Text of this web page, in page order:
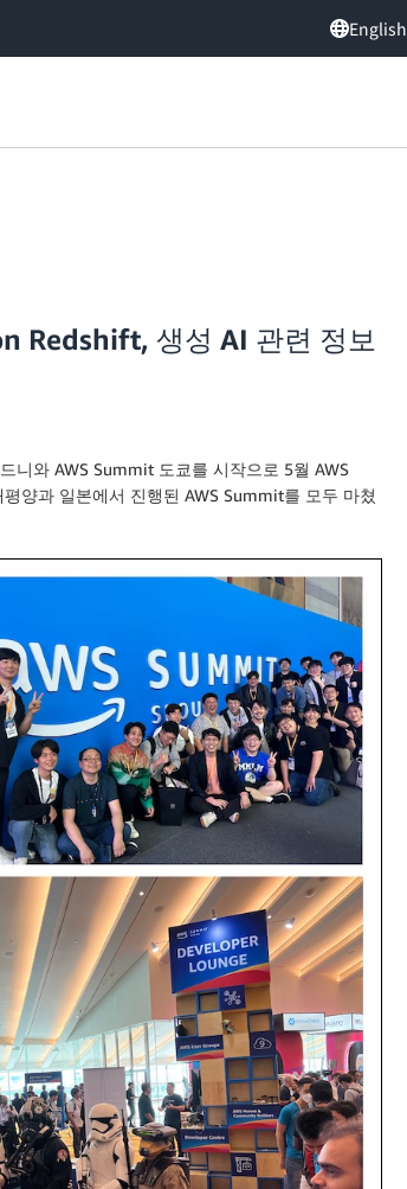
English
Redshift, 생성 AI 관련 정보
니와 AWS Summit 도쿄를 시작으로 5월 AWS
양과 일본에서 진행된 AWS Summit를 모두 마쳤